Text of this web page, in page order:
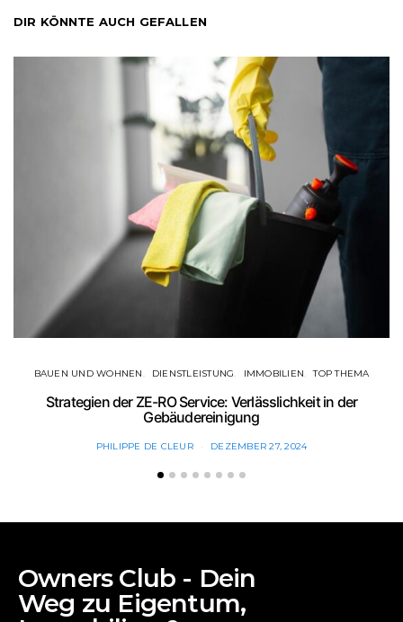
DIR KÖNNTE AUCH GEFALLEN
BAUEN UND WOHNEN DIENSTLEISTUNG IMMOBILIEN TOP THEMA
Strategien der ZE-RO Service: Verlässlichkeit in der
Gebäudereinigung
PHILIPPE DE CLEUR DEZEMBER 27, 2024
Owners Club - Dein
Weg zu Eigentum,